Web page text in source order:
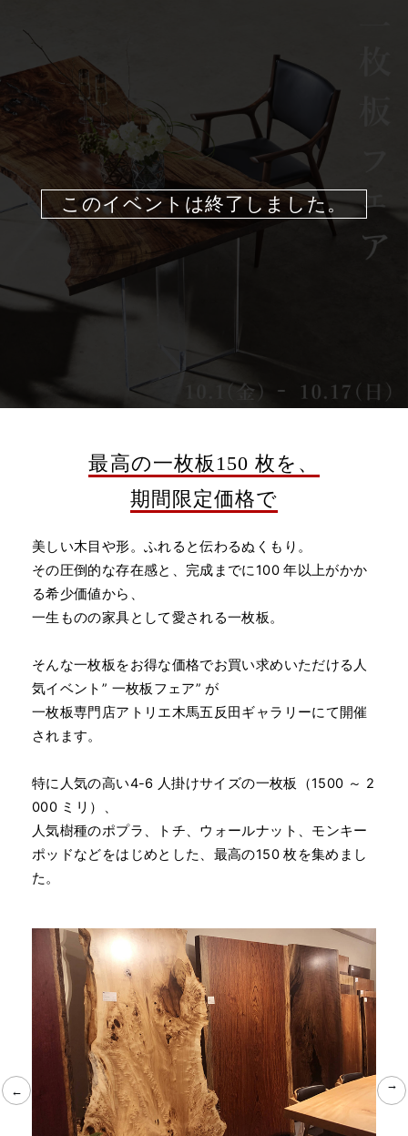
このイベントは終了しました。
最高の一枚板150 枚を、
期間限定価格で
美しい木目や形。ふれると伝わるぬくもり。
その圧倒的な存在感と、完成までに100 年以上がかか
る希少価値から、
一生ものの家具として愛される一枚板。
そんな一枚板をお得な価格でお買い求めいただける人
気イベント” 一枚板フェア” が
一枚板専門店アトリエ木馬五反田ギャラリーにて開催
されます。
特に人気の高い4-6 人掛けサイズの一枚板（1500 ～ 2
000 ミリ）、
人気樹種のポプラ、トチ、ウォールナット、モンキー
ポッドなどをはじめとした、最高の150 枚を集めまし
た。
← ←